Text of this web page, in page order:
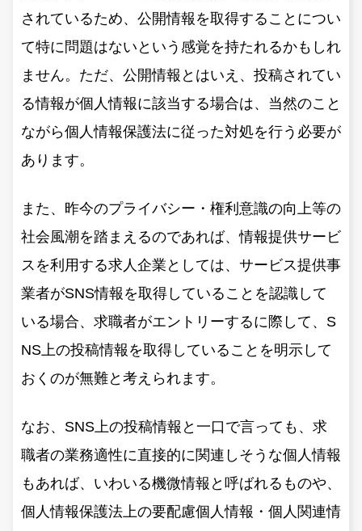
されているため、公開情報を取得することについ
て特に問題はないという感覚を持たれるかもしれ
ません。ただ、公開情報とはいえ、投稿されてい
る情報が個人情報に該当する場合は、当然のこと
ながら個人情報保護法に従った対処を行う必要が
あります。
また、昨今のプライバシー・権利意識の向上等の
社会風潮を踏まえるのであれば、情報提供サービ
スを利用する求人企業としては、サービス提供事
業者がSNS情報を取得していることを認識して
いる場合、求職者がエントリーするに際して、S
NS上の投稿情報を取得していることを明示して
おくのが無難と考えられます。
なお、SNS上の投稿情報と一口で言っても、求
職者の業務適性に直接的に関連しそうな個人情報
もあれば、いわいる機微情報と呼ばれるものや、
個人情報保護法上の要配慮個人情報・個人関連情